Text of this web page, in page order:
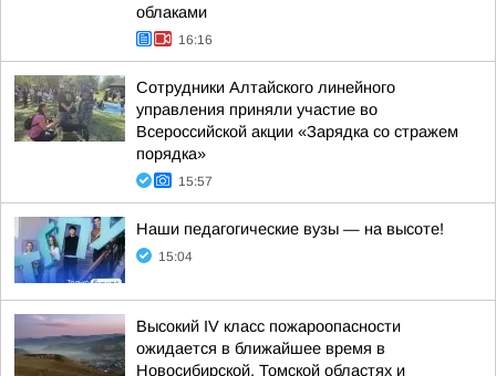
облаками
16:16
Сотрудники Алтайского линейного
управления приняли участие во
Всероссийской акции «Зарядка со стражем
порядка»
15:57
Наши педагогические вузы — на высоте!
15:04
Высокий IV класс пожароопасности
ожидается в ближайшее время в
Новосибирской, Томской областях и